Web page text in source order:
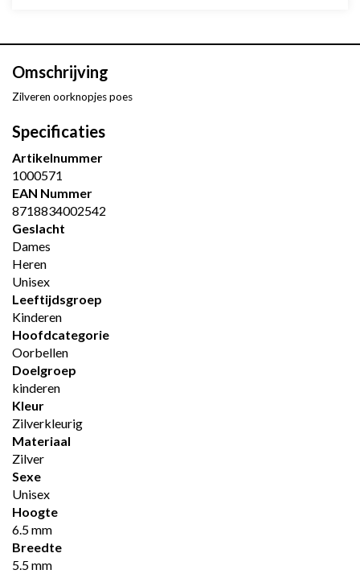
Omschrijving
Zilveren oorknopjes poes
Specificaties
Artikelnummer
1000571
EAN Nummer
8718834002542
Geslacht
Dames
Heren
Unisex
Leeftijdsgroep
Kinderen
Hoofdcategorie
Oorbellen
Doelgroep
kinderen
Kleur
Zilverkleurig
Materiaal
Zilver
Sexe
Unisex
Hoogte
6.5 mm
Breedte
5.5 mm